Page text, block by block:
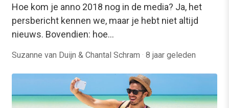
Hoe kom je anno 2018 nog in de media? Ja, het
persbericht kennen we, maar je hebt niet altijd
nieuws. Bovendien: hoe…
Suzanne van Duijn & Chantal Schram · 8 jaar geleden